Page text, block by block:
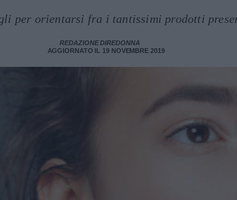
per orientarsi fra i tantissimi prodotti
REDAZIONE DIREDONNA
AGGIORNATO IL 19 NOVEMBRE 2019